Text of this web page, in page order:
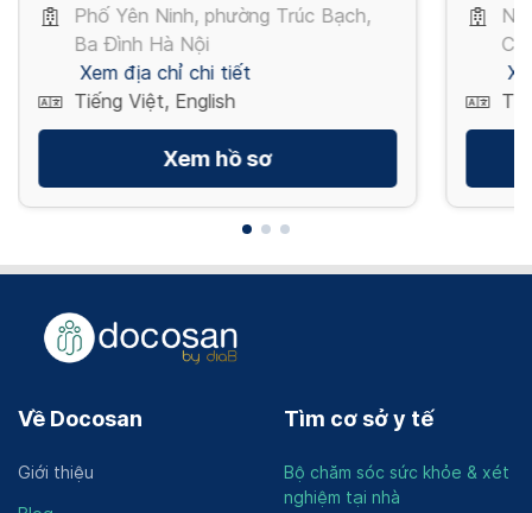
Phố Yên Ninh, phường Trúc Bạch,
Ba Đình Hà Nội
Xem địa chỉ chi tiết
Tiếng Việt, English
Xem hồ sơ
Về Docosan
Giới thiệu
Tìm cơ sở y tế
Bộ chăm sóc sức khỏe & xét
nghiệm tại nhà